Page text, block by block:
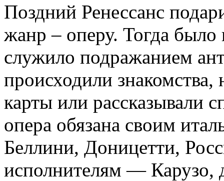
Поздний Ренессанс
жанр – оперу. Тогда было
служило подражанием
происходили знакомства,
карты или рассказывали
опера обязана своим
Беллини, Доницетти,
исполнителям — Карузо,